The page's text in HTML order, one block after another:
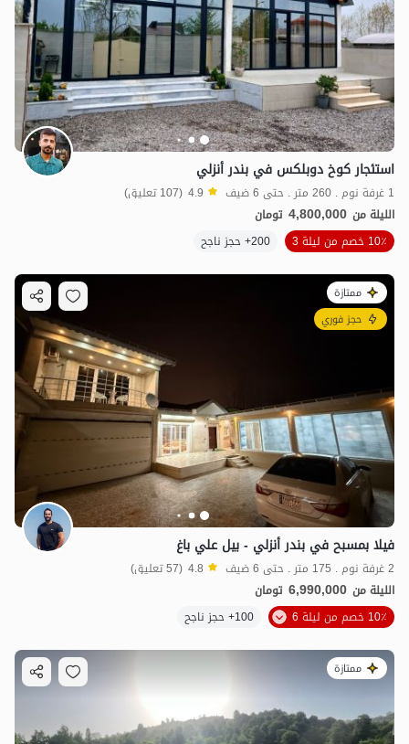
استئجار كوخ دوبلكس في بندر أنزلي
1 غرفة نوم . 260 متر . حتى 6 ضيف 4.9 (107 تعليق)
الليلة من 4,800,000 تومان
10٪ خصم من ليلة 3
200+ حجز ناجح
ممتازة
حجز فوري
فيلا بمسبح في بندر أنزلي - بيل علي باغ
2 غرفة نوم . 175 متر . حتى 6 ضيف 4.8 (57 تعليق)
الليلة من 6,990,000 تومان
10٪ خصم من ليلة 6
100+ حجز ناجح
ممتازة